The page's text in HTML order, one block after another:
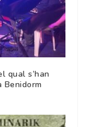
qual s’han